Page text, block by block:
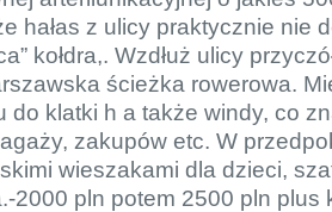
hałas z ulicy praktycznie nie
kołdra,. Wzdłuż ulicy
ścieżka rowerowa.
do klatki h a także windy, co
zakupów etc. W
wieszakami dla dzieci,
2000 pln potem 2500 pln plus